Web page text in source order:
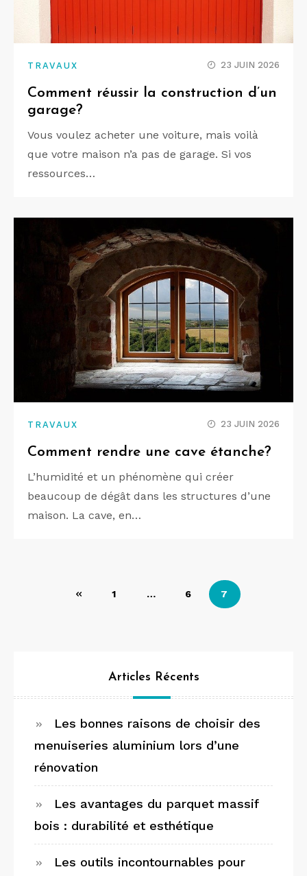
TRAVAUX 23 JUIN 2026
Comment réussir la construction d’un
garage?
Vous voulez acheter une voiture, mais voilà
que votre maison n’a pas de garage. Si vos
ressources…
TRAVAUX 23 JUIN 2026
Comment rendre une cave étanche?
L’humidité et un phénomène qui créer
beaucoup de dégât dans les structures d’une
maison. La cave, en…
Pagination
1 … 6 7
Articles Récents
Les bonnes raisons de choisir des
menuiseries aluminium lors d’une
rénovation
Les avantages du parquet massif
bois : durabilité et esthétique
Les outils incontournables pour